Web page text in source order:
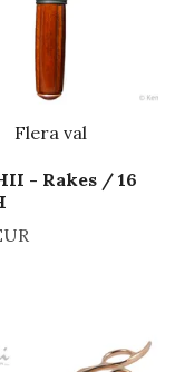
Flera val
- Rakes / 16